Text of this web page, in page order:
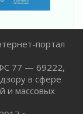
в
вошла в
мусора
портал
77 — 69222,
в сфере
и массовых